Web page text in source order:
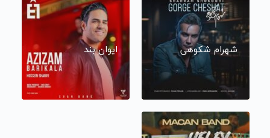
شهرام شکوهی ایوان بند